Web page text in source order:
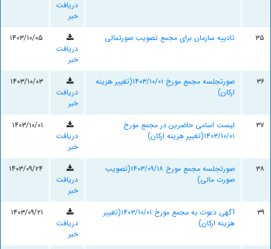
دریافت
خبر
۳۵
تادییه سازمان برای مجمع تصویب صورتمالی
دریافت
خبر
۱۴۰۳/۱۰/۰۵
۳۶
صورتجلسه مجمع مورخ ۱۴۰۳/۱۰/۰۱(تغيير هزينه
ارکان)
دریافت
خبر
۱۴۰۳/۱۰/۰۳
۳۷
لیست اسامی حاضرین در مجمع مورخ
۱۴۰۳/۱۰/۰۱(تغییر هزینه ارکان)
دریافت
خبر
۱۴۰۳/۱۰/۰۱
۳۸
صورتجلسه مجمع مورخ ۱۴۰۳/۰۹/۱۸(تصویب
صورت مالی)
دریافت
خبر
۱۴۰۳/۰۹/۲۴
۳۹
آگهی دعوت به مجمع مورخ ۱۴۰۳/۱۰/۰۱(تغییر
هزینه ارکان)
دریافت
خبر
۱۴۰۳/۰۹/۲۱